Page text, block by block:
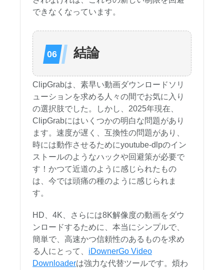
できなくなっています。
結論
ClipGrabは、素早い動画ダウンロードソリ
ューションを求める人々の間でお気に入り
の選択肢でした。しかし、2025年現在、
ClipGrabにはいくつかの明白な問題があり
ます。速度が遅く、互換性の問題があり、
時には動作させるためにyoutube-dlpのイン
ストールのようなハックや回避策が必要で
す！かつて近道のように感じられたもの
は、今では頭痛の種のように感じられま
す。
HD、4K、さらには8K解像度の動画をダウ
ンロードするために、本当にシンプルで、
簡単で、高速かつ信頼性のあるものを求め
る人にとって、 iDownerGo Video
Downloaderは強力な代替ツールです。煩わ